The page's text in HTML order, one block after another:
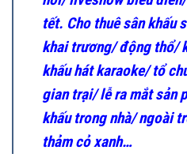
tết. Cho thuê sân khấu
khai trương/ động thổ/
khấu hát karaoke/ tổ
gian trại/ lễ ra mắt sản
khấu trong nhà/ ngoài
thảm cỏ xanh…